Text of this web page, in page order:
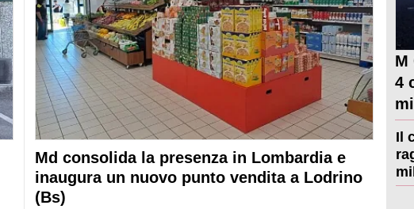
Md consolida la presenza in Lombardia e
inaugura un nuovo punto vendita a Lodrino
(Bs)
M
4
Il